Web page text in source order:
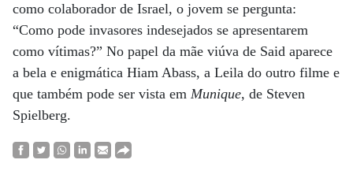
como colaborador de Israel, o jovem se pergunta:
“Como pode invasores indesejados se apresentarem
como vítimas?” No papel da mãe viúva de Said aparece
a bela e enigmática Hiam Abass, a Leila do outro filme e
que também pode ser vista em Munique, de Steven
Spielberg.